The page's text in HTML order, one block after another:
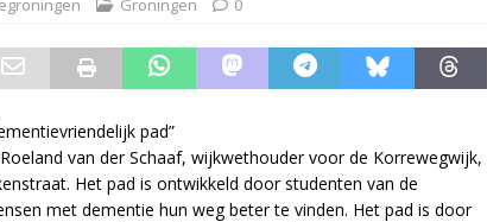
April 2026 – Mensen met dementie in Groningen
Juni-Juli 2026 – Mensen met dementie in Groningen
pad”
van der Schaaf, wijkwethouder voor de Korrewegwijk,
Het pad is ontwikkeld door studenten van de
met dementie hun weg beter te vinden. Het pad is door